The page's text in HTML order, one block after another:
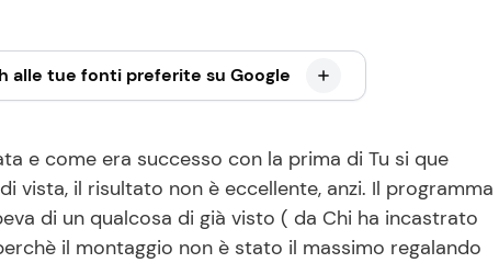
alle tue fonti preferite su Google
e come era successo con la prima di Tu si que
vista, il risultato non è eccellente, anzi. Il programma
di un qualcosa di già visto ( da Chi ha incastrato
il montaggio non è stato il massimo regalando